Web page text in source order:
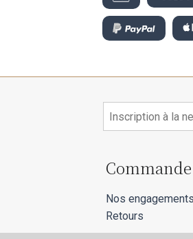
Commande
Nos engagements
Retours